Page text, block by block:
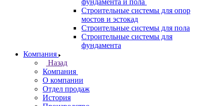
фундамента и пола
Строительные системы для опор
мостов и эстокад
Строительные системы для пола
Строительные системы для
фундамента
Компания
Назад
Компания
О компании
Отдел продаж
История